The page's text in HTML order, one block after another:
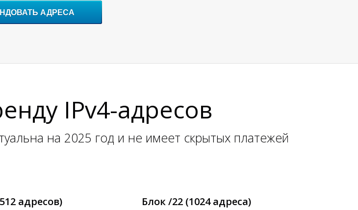
АДРЕСА
IPv4-адресов
на 2025 год и не имеет скрытых платежей
адресов) Блок /22 (1024 адреса)